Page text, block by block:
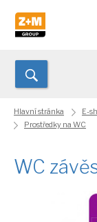
Hlavní stránka E-
Prostředky na WC
WC